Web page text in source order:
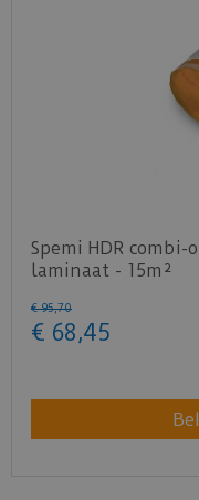
Spemi HDR combi-
laminaat - 15m²
€ 95,70
€ 68,45